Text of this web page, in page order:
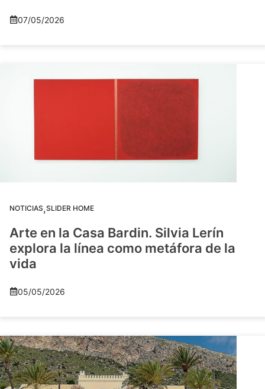
07/05/2026
NOTICIAS,SLIDER HOME
Arte en la Casa Bardin. Silvia Lerín
explora la línea como metáfora de la
vida
05/05/2026